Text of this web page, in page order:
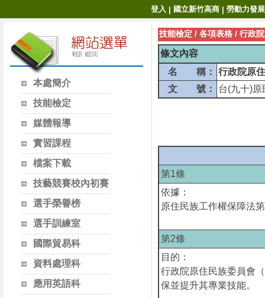
登入 | 國立新竹高商| 勞動力發
本處簡介
技能檢定
媒體報導
實習課程
檔案下載
技藝競賽校內初賽
選手榮譽榜
選手訓練室
國際貿易科
資料處理科
應用英語科
技能檢定 / 各項表格 / 行政
條文內容
名
稱：
行政院原
文
號： 台(九十)
第1條
依據：
原住民族工作權保障法
第2條
目的：
行政院原住民族委員會
保並提升其專業技能。